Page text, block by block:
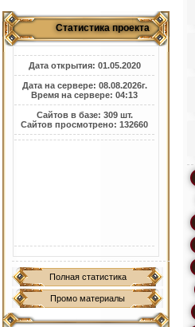
Статистика проекта
Дата открытия: 01.05.2020
Дата на сервере: 08.08.2026г.
Время на сервере: 04:13
Сайтов в базе: 309 шт.
Сайтов просмотрено: 132660
Полная статистика
Промо материалы